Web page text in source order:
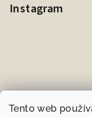
Tento web
Instagram